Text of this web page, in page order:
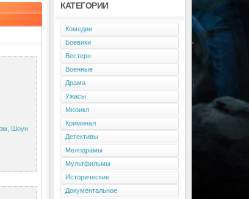
Шоун
КАТЕГОРИИ
Комедии
Боевики
Вестерн
Военные
Драма
Ужасы
Мюзикл
Криминал
Детективы
Мелодрамы
Мультфильмы
Исторические
Документальное